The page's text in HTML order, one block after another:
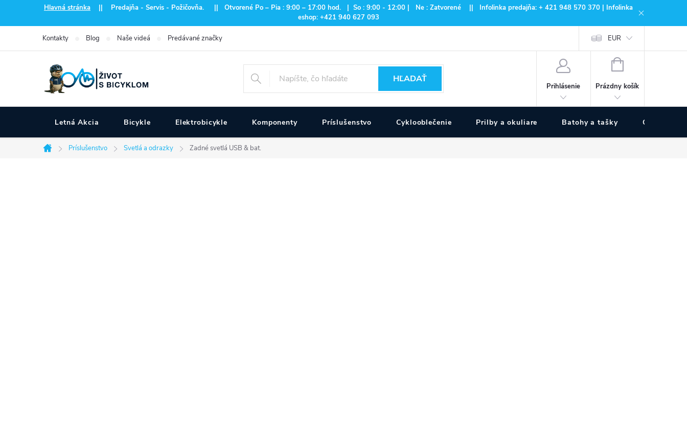
Hlavná stránka || Predajňa - Servis - Požičovňa. || Otvorené Po – Pia : 9:00 – 17:00 hod. | So : 9:00 - 12:00 | Ne : Zatvorené || Infolinka predajňa: + 421 948 570 370 | Infolinka
eshop: +421 940 627 093
Kontakty Blog Naše videá Predávané značky EUR
HĽADAŤ
Prihlásenie
NÁKUPNÝ
Prázdny košík
Letná Akcia Bicykle Elektrobicykle Komponenty Príslušenstvo Cyklooblečenie Prilby a okuliare Batohy a tašky Outdoor
Domov
Príslušenstvo Svetlá a odrazky Zadné svetlá USB & bat.